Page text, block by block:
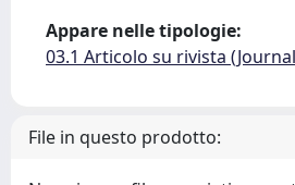
Appare nelle tipologie:
03.1 Articolo su rivista
File in questo prodotto: